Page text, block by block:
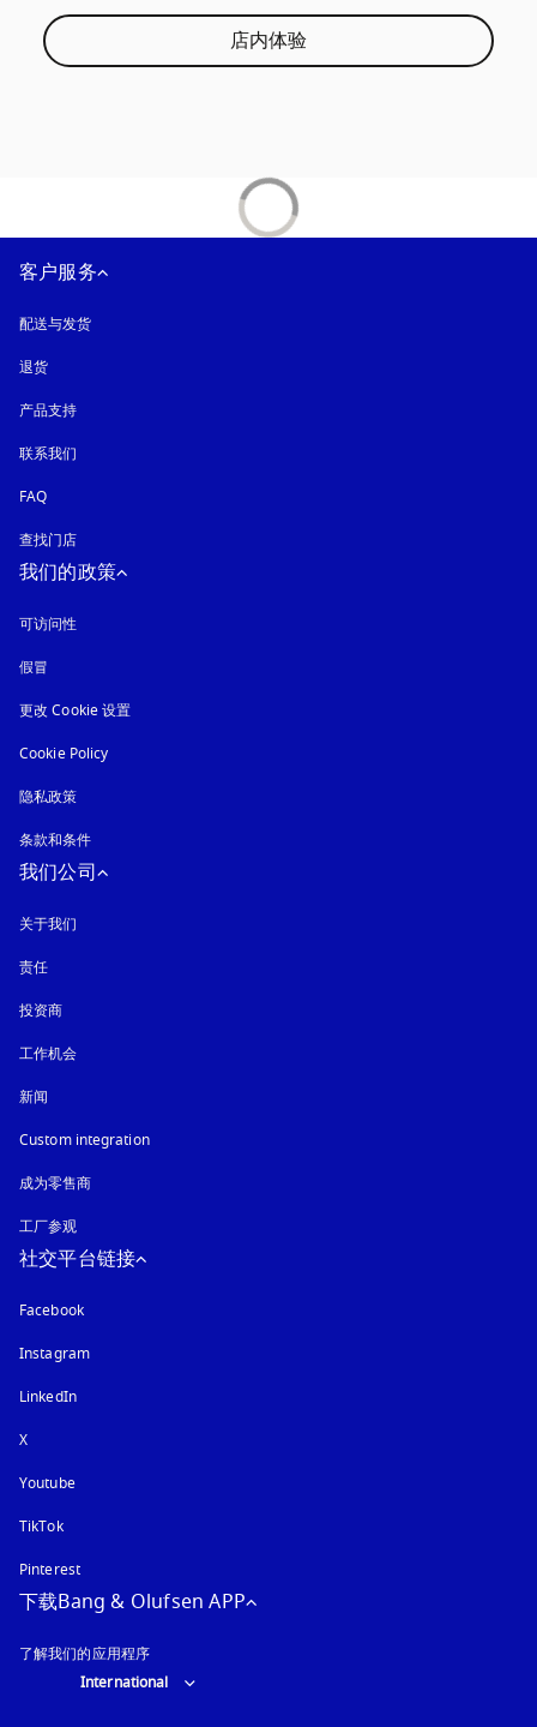
店内体验
客户服务
配送与发货
退货
产品支持
联系我们
FAQ
查找门店
我们的政策
可访问性
假冒
更改 Cookie 设置
Cookie Policy
隐私政策
条款和条件
我们公司
关于我们
责任
投资商
工作机会
新闻
Custom integration
成为零售商
工厂参观
社交平台链接
Facebook
Instagram在新选项卡中打开
LinkedIn
X
Youtube在新选项卡中打开
TikTok
Pinterest
下载Bang & Olufsen APP
了解我们的应用程序
Select country and language
International